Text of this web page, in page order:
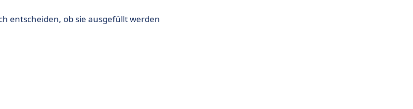
entscheiden, ob sie ausgefüllt werden